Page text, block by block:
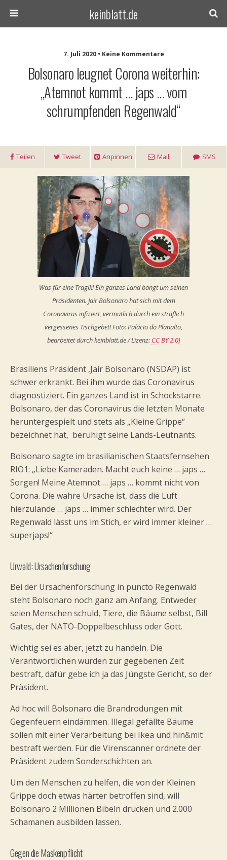
keinblatt.de
7. Juli 2020 • Keine Kommentare
Bolsonaro leugnet Corona weiterhin:
„Atemnot kommt … japs … vom
schrumpfenden Regenwald“
Teilen Tweet Anpinnen Mail SMS
Was für eine Tragik! Ein ganzes Land bangt um seinen
Präsidenten. Jair Bolsonaro hat sich mit dem
Coronavirus infiziert, vermutlich durch ein sträflich
vergessenes Tischgebet! Foto: Palácio do Planalto,
bearbeitet durch keinblatt.de / Lizenz: CC BY 2.0)
Brasiliens Präsident ,Jair Bolsonaro (NSDAP) ist
schwer erkrankt. Bei ihm wurde das Coronavirus
diagnostiziert. Ein ganzes Land ist in Schockstarre.
Bolsonaro, der das Coronavirus die letzten Monate
heruntergespielt und stets als „Kleine Grippe“
bezeichnet hat, beruhigt seine Lands-Leutnants.
Bolsonaro sagte im brasilianischen Staatsfernsehen
RIO1: „Liebe Kameraden. Macht euch keine … japs …
Sorgen! Meine Atemnot … japs … kommt nicht von
Corona. Die wahre Ursache ist, dass die Luft
hierzulande … japs … immer schlechter wird. Der
Regenwald lässt uns im Stich, er wird immer kleiner …
superjaps!“
Urwald: Ursachenforschung
Bei der Ursachenforschung in puncto Regenwald
steht Bolsonaro noch ganz am Anfang. Entweder
seien Menschen schuld, Tiere, die Bäume selbst, Bill
Gates, der NATO-Doppelbeschluss oder Gott.
Wichtig sei es aber, jetzt zu handeln. Die
Verantwortlichen würden zur gegebenen Zeit
bestraft, dafür gebe ich ja das Jüngste Gericht, so der
Präsident.
Ad hoc will Bolsonaro die Brandrodungen mit
Gegenfeuern eindämmen. Illegal gefällte Bäume
sollen mit einer Verarbeitung bei Ikea und hin&mit
bestraft werden. Für die Virenscanner ordnete der
Präsident zudem Sonderschichten an.
Um den Menschen zu helfen, die von der Kleinen
Grippe doch etwas härter betroffen sind, will
Bolsonaro 2 Millionen Bibeln drucken und 2.000
Schamanen ausbilden lassen.
Gegen die Maskenpflicht